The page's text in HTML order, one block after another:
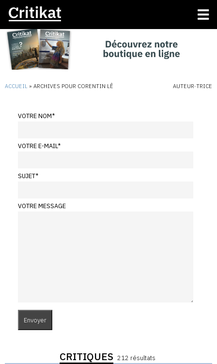
ACCUEIL » ARCHIVES POUR CORENTIN LÊ AUTEUR·TRICE
VOTRE NOM*
VOTRE E-MAIL*
SUJET*
VOTRE MESSAGE
CRITIQUES 212 résultats